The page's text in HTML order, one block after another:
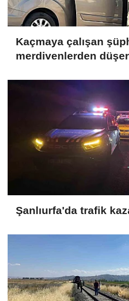
Kaçmaya çalışan
merdivenlerden
Şanlıurfa'da trafik